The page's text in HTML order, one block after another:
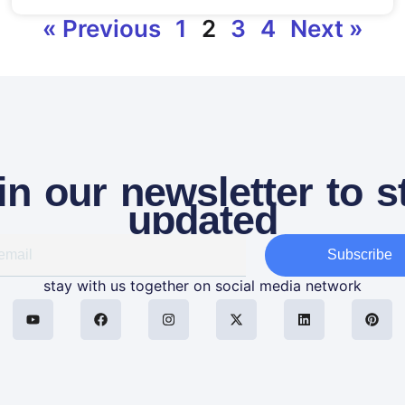
« Previous 1 2 3 4 Next »
our newsletter to
updated
Subscribe
stay with us together on social media network